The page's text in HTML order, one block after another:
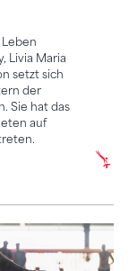
Livia Maria
setzt sich
der
Sie hat das
auf